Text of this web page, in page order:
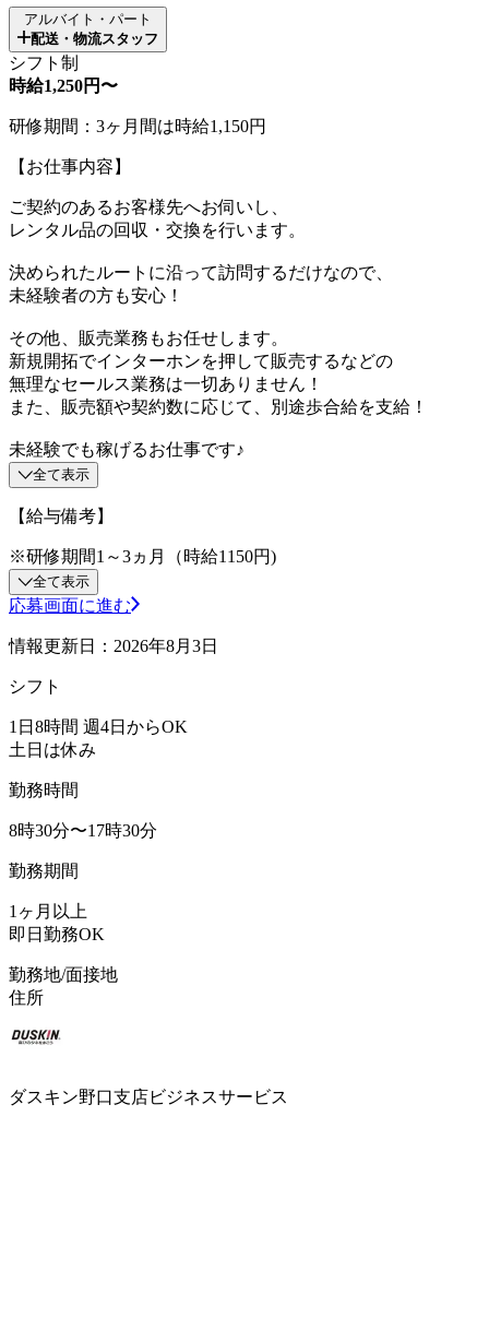
アルバイト・パート
配送・物流スタッフ
シフト制
時給1,250円〜
研修期間：3ヶ月間は時給1,150円
【お仕事内容】
ご契約のあるお客様先へお伺いし、
レンタル品の回収・交換を行います。
決められたルートに沿って訪問するだけなので、
未経験者の方も安心！
その他、販売業務もお任せします。
新規開拓でインターホンを押して販売するなどの
無理なセールス業務は一切ありません！
また、販売額や契約数に応じて、別途歩合給を支給！
未経験でも稼げるお仕事です♪
全て表示
【給与備考】
※研修期間1～3ヵ月（時給1150円)
全て表示
応募画面に進む
情報更新日：2026年8月3日
シフト
1日8時間 週4日からOK
土日は休み
勤務時間
8時30分〜17時30分
勤務期間
1ヶ月以上
即日勤務OK
勤務地/面接地
住所
ダスキン野口支店ビジネスサービス